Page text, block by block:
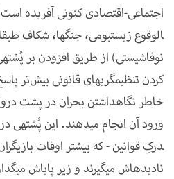
الوقوع زیست­بومی، جنگ­ها، شکاف
نوفاشیستی) از طریق افزودن بر
کردن تنظیم­گری­های قانونی بیشتر
خاطر نگاه­داشتن بحران در پشت
ورود آن انجام می­دهند. این پُشته­ی
درکِ قوانین - که بیش­تر اوقات
نادیده­اش می­گیرند و زیر پای­اش